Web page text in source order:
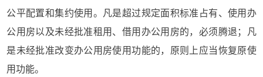
公平配置和集约使用。凡是超过规定面积标准占有、使用办
公用房以及未经批准租用、借用办公用房的，必须腾退；凡
是未经批准改变办公用房使用功能的，原则上应当恢复原使
用功能。